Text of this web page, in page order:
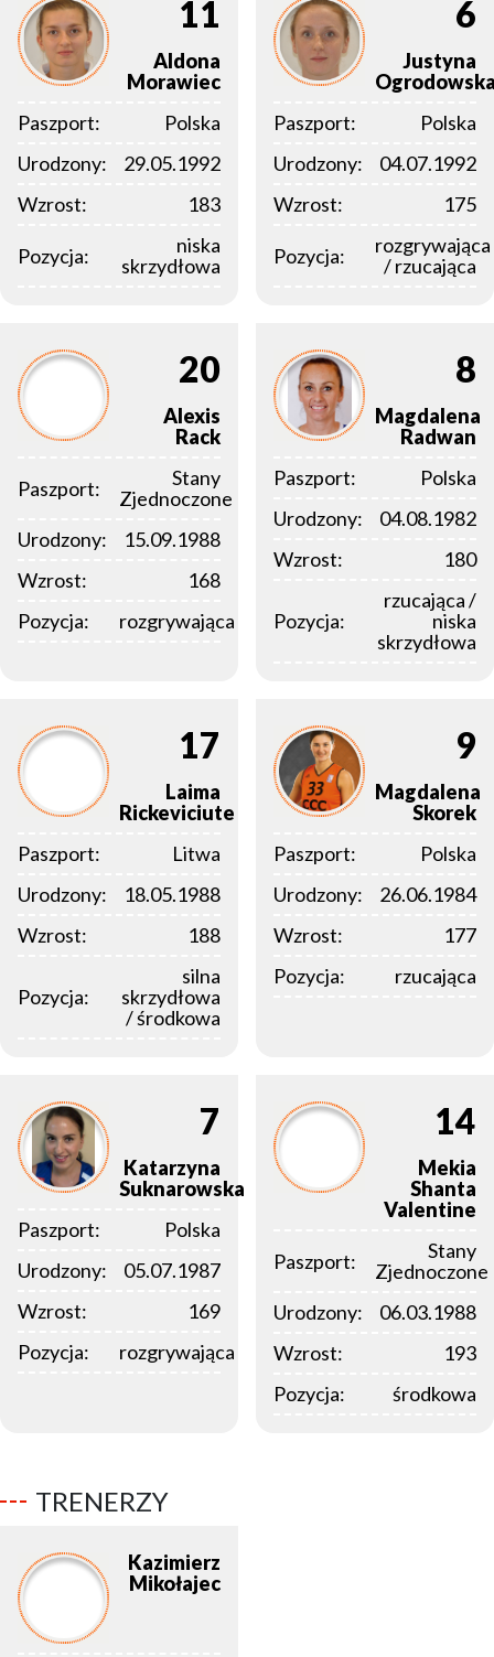
11
Aldona
Morawiec
Paszport:
Polska
Urodzony:
29.05.1992
Wzrost:
183
Pozycja:
niska
skrzydłowa
6
Justyna
Paszport:
Polska
Urodzony:
04.07.1992
Wzrost:
175
Pozycja:
rozgrywająca
/ rzucająca
20
Alexis
Rack
Paszport:
Stany
Zjednoczone
Urodzony:
15.09.1988
Wzrost:
168
Pozycja:
rozgrywająca
8
Magdalena
Radwan
Paszport:
Polska
Urodzony:
04.08.1982
Wzrost:
180
Pozycja:
rzucająca /
niska
skrzydłowa
17
Laima
Rickeviciute
Paszport:
Litwa
Urodzony:
18.05.1988
Wzrost:
188
Pozycja:
silna
skrzydłowa
/ środkowa
9
Magdalena
Skorek
Paszport:
Polska
Urodzony:
26.06.1984
Wzrost:
177
Pozycja:
rzucająca
7
Katarzyna
Suknarowska
Paszport:
Polska
Urodzony:
05.07.1987
Wzrost:
169
Pozycja:
rozgrywająca
14
Mekia
Shanta
Valentine
Paszport:
Stany
Zjednoczone
Urodzony:
06.03.1988
Wzrost:
193
Pozycja:
środkowa
TRENERZY
Kazimierz
Mikołajec